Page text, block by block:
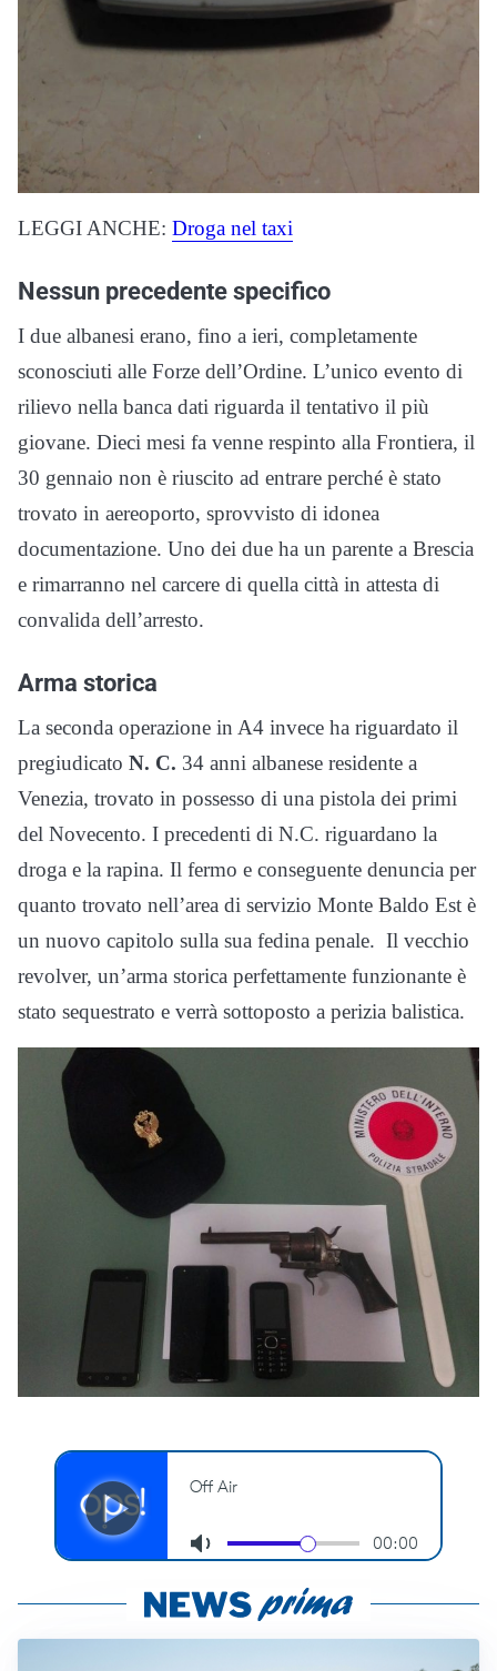
LEGGI ANCHE: Droga nel taxi
Nessun precedente specifico
I due albanesi erano, fino a ieri, completamente
sconosciuti alle Forze dell’Ordine. L’unico evento di
rilievo nella banca dati riguarda il tentativo il più
giovane. Dieci mesi fa venne respinto alla Frontiera, il
30 gennaio non è riuscito ad entrare perché è stato
trovato in aereoporto, sprovvisto di idonea
documentazione. Uno dei due ha un parente a Brescia
e rimarranno nel carcere di quella città in attesta di
convalida dell’arresto.
Arma storica
La seconda operazione in A4 invece ha riguardato il
pregiudicato N. C. 34 anni albanese residente a
Venezia, trovato in possesso di una pistola dei primi
del Novecento. I precedenti di N.C. riguardano la
droga e la rapina. Il fermo e conseguente denuncia per
quanto trovato nell’area di servizio Monte Baldo Est è
un nuovo capitolo sulla sua fedina penale. Il vecchio
revolver, un’arma storica perfettamente funzionante è
stato sequestrato e verrà sottoposto a perizia balistica.